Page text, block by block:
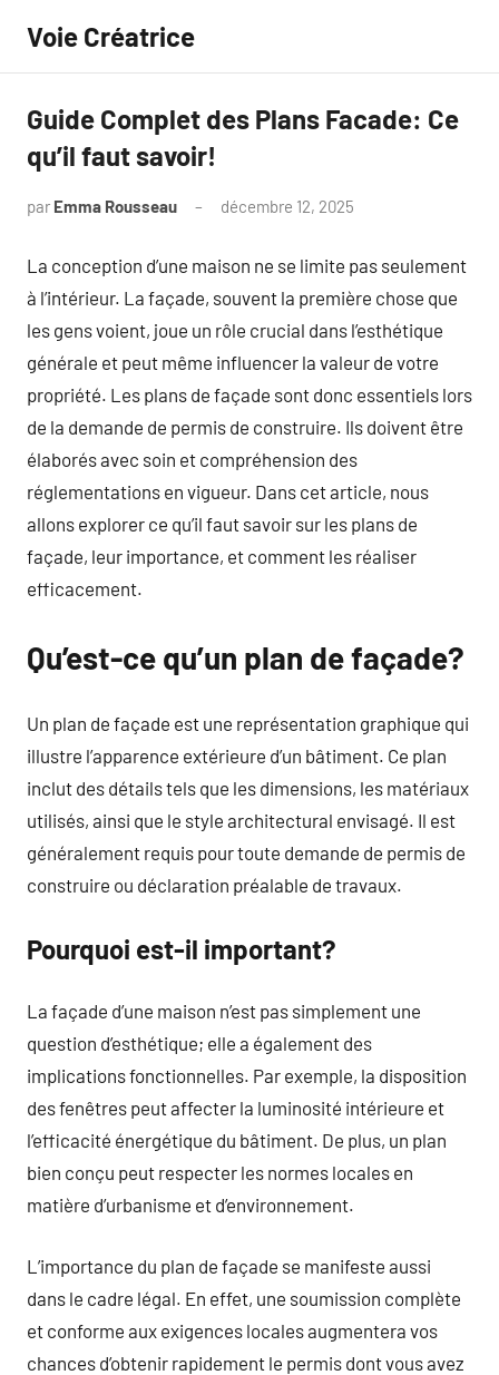
contenu
Voie Créatrice
Guide Complet des Plans Facade: Ce
qu’il faut savoir!
par Emma Rousseau décembre 12, 2025
La conception d’une maison ne se limite pas seulement
à l’intérieur. La façade, souvent la première chose que
les gens voient, joue un rôle crucial dans l’esthétique
générale et peut même influencer la valeur de votre
propriété. Les plans de façade sont donc essentiels lors
de la demande de permis de construire. Ils doivent être
élaborés avec soin et compréhension des
réglementations en vigueur. Dans cet article, nous
allons explorer ce qu’il faut savoir sur les plans de
façade, leur importance, et comment les réaliser
efficacement.
Qu’est-ce qu’un plan de façade?
Un plan de façade est une représentation graphique qui
illustre l’apparence extérieure d’un bâtiment. Ce plan
inclut des détails tels que les dimensions, les matériaux
utilisés, ainsi que le style architectural envisagé. Il est
généralement requis pour toute demande de permis de
construire ou déclaration préalable de travaux.
Pourquoi est-il important?
La façade d’une maison n’est pas simplement une
question d’esthétique; elle a également des
implications fonctionnelles. Par exemple, la disposition
des fenêtres peut affecter la luminosité intérieure et
l’efficacité énergétique du bâtiment. De plus, un plan
bien conçu peut respecter les normes locales en
matière d’urbanisme et d’environnement.
L’importance du plan de façade se manifeste aussi
dans le cadre légal. En effet, une soumission complète
et conforme aux exigences locales augmentera vos
chances d’obtenir rapidement le permis dont vous avez